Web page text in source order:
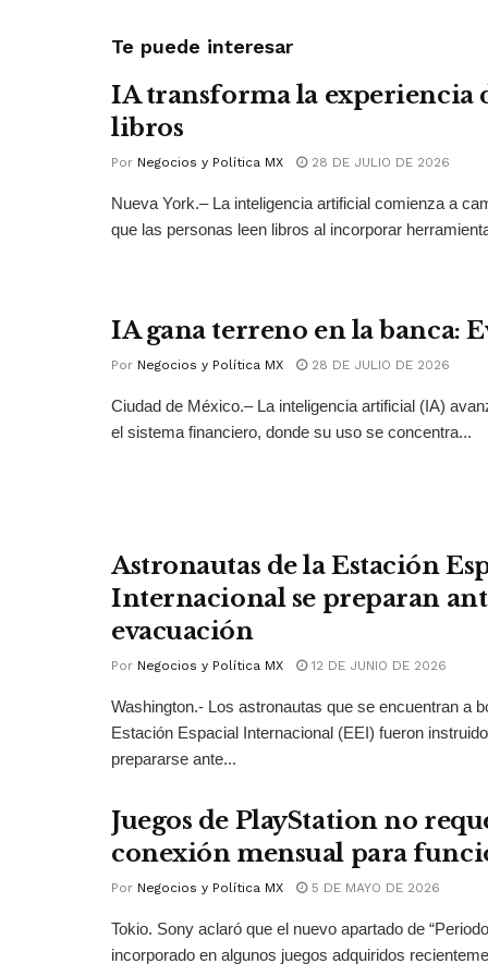
Te puede interesar
IA transforma la experiencia
libros
Por Negocios y Política MX 28 DE JULIO DE 2026
Nueva York.– La inteligencia artificial comienza a
que las personas leen libros al incorporar
IA gana terreno en la banca:
Por Negocios y Política MX 28 DE JULIO DE 2026
Ciudad de México.– La inteligencia artificial (IA)
el sistema financiero, donde su uso se concentra...
Astronautas de la Estación
Internacional se preparan
evacuación
Por Negocios y Política MX 12 DE JUNIO DE 2026
Washington.- Los astronautas que se encuentran a
Estación Espacial Internacional (EEI) fueron
prepararse ante...
Juegos de PlayStation no
conexión mensual para
Por Negocios y Política MX 5 DE MAYO DE 2026
Tokio. Sony aclaró que el nuevo apartado de
incorporado en algunos juegos adquiridos